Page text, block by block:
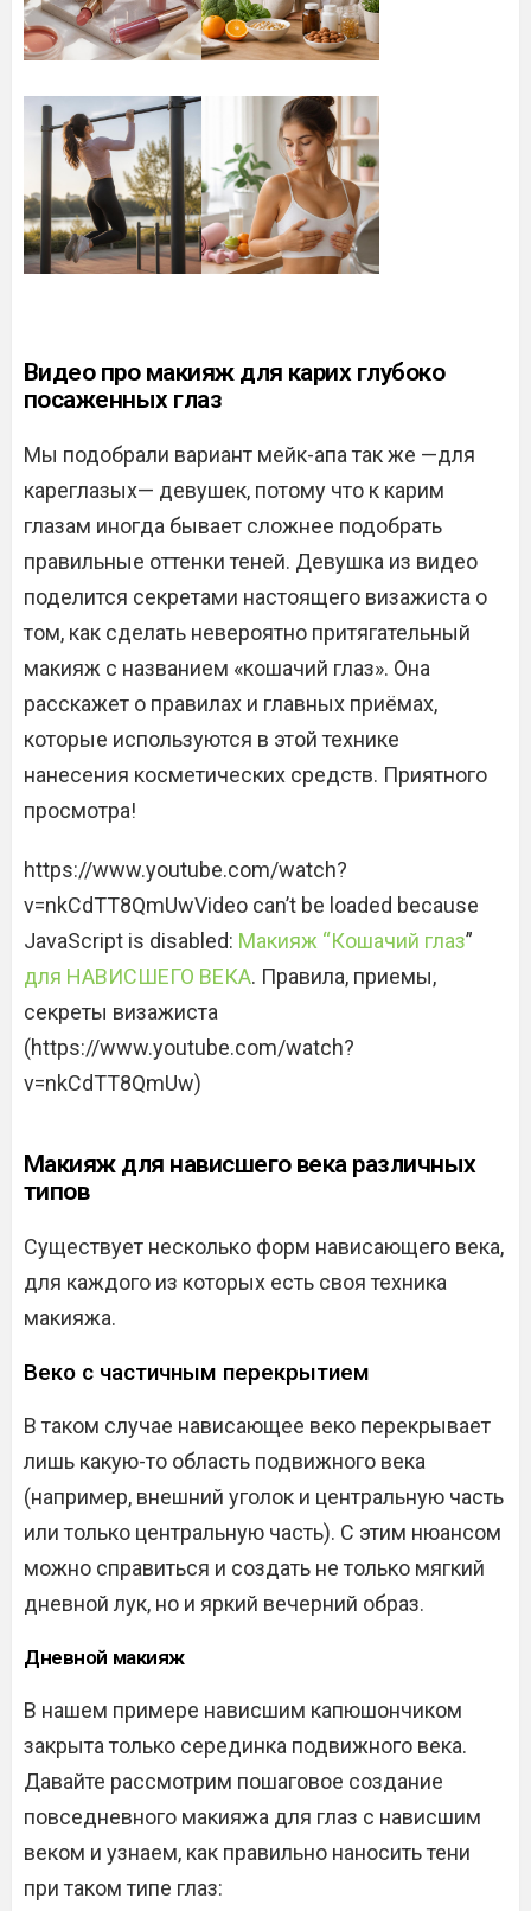
Видео про макияж для карих глубоко
посаженных глаз
Мы подобрали вариант мейк-апа так же —для
кареглазых— девушек, потому что к карим
глазам иногда бывает сложнее подобрать
правильные оттенки теней. Девушка из видео
поделится секретами настоящего визажиста о
том, как сделать невероятно притягательный
макияж с названием «кошачий глаз». Она
расскажет о правилах и главных приёмах,
которые используются в этой технике
нанесения косметических средств. Приятного
просмотра!
https://www.youtube.com/watch?
v=nkCdTT8QmUwVideo can’t be loaded because
JavaScript is disabled: Макияж “Кошачий глаз”
для НАВИСШЕГО ВЕКА. Правила, приемы,
секреты визажиста
(https://www.youtube.com/watch?
v=nkCdTT8QmUw)
Макияж для нависшего века различных
типов
Существует несколько форм нависающего века,
для каждого из которых есть своя техника
макияжа.
Веко с частичным перекрытием
В таком случае нависающее веко перекрывает
лишь какую-то область подвижного века
(например, внешний уголок и центральную часть
или только центральную часть). С этим нюансом
можно справиться и создать не только мягкий
дневной лук, но и яркий вечерний образ.
Дневной макияж
В нашем примере нависшим капюшончиком
закрыта только серединка подвижного века.
Давайте рассмотрим пошаговое создание
повседневного макияжа для глаз с нависшим
веком и узнаем, как правильно наносить тени
при таком типе глаз: